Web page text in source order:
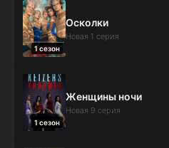
1 сезон
Осколки
Новая 1 серия
1 сезон
Женщины ночи
Новая 9 серия